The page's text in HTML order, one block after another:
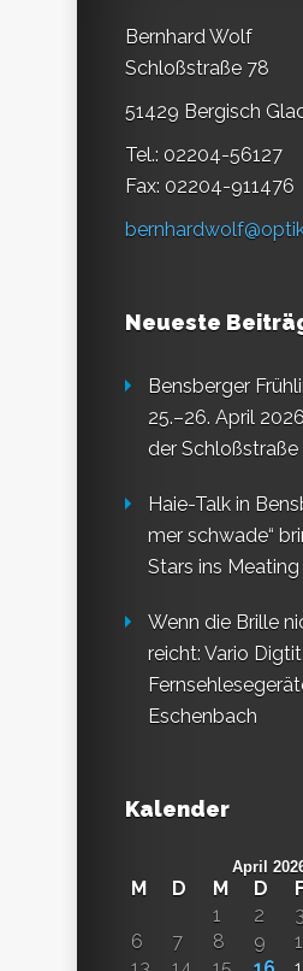
Bernhard Wolf
Schloßstraße 78
51429 Bergisch
Tel.: 02204-56127
Fax: 02204-911476
Neueste
Bensberger
25.–26. April
der Schloßstraße
Haie-Talk in
mer schwade“
Stars ins
Wenn die Brille
reicht: Vario
Eschenbach
Kalender
April
M D M D
1
2 3
6
7 8 9